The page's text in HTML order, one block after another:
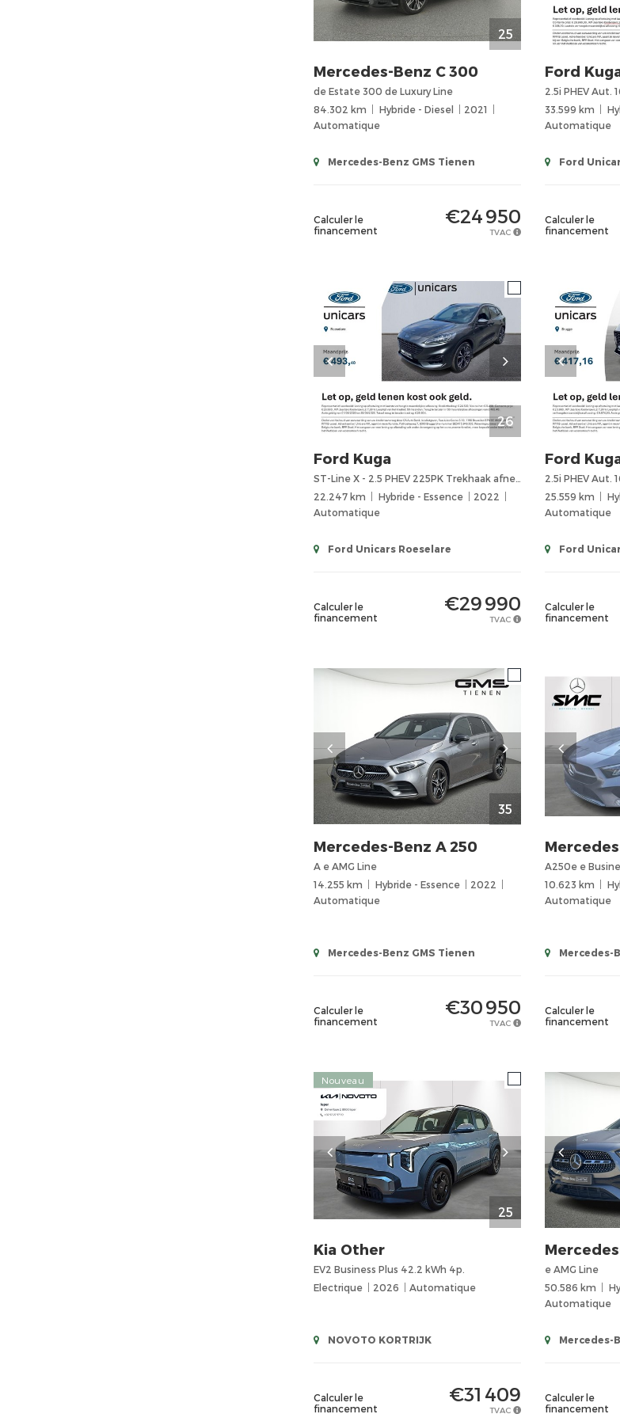
25
Mercedes-Benz C 300
de Estate 300 de Luxury Line
84.302 km
Hybride - Diesel
2021
Automatique
Mercedes-Benz GMS Tienen
Calculer le
financement
€24 950
TVAC
Ford
2.5i PHEV Aut.
33.599 km
Automatique
Ford
Calculer le
financement
26
Ford Kuga
ST-Line X - 2.5 PHEV 225PK Trekhaak afneembaar
22.247 km
Hybride - Essence
2022
Automatique
Ford Unicars Roeselare
Calculer le
financement
€29 990
TVAC
Ford
2.5i PHEV Aut.
25.559 km
Automatique
Ford
Calculer le
financement
35
Mercedes-Benz A 250
A e AMG Line
14.255 km
Hybride - Essence
2022
Automatique
Mercedes-Benz GMS Tienen
Calculer le
financement
€30 950
TVAC
A250e e
10.623 km
Automatique
Mercedes-
Calculer le
financement
25
Nouveau
Kia Other
EV2 Business Plus 42.2 kWh 4p.
Electrique
2026 Automatique
NOVOTO KORTRIJK
Calculer le
financement
€31 409
TVAC
e AMG Line
50.586 km
Automatique
Mercedes-
Calculer le
financement